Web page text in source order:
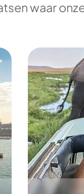
waar